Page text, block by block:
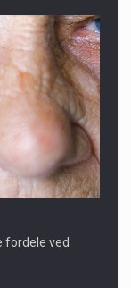
fordele ved